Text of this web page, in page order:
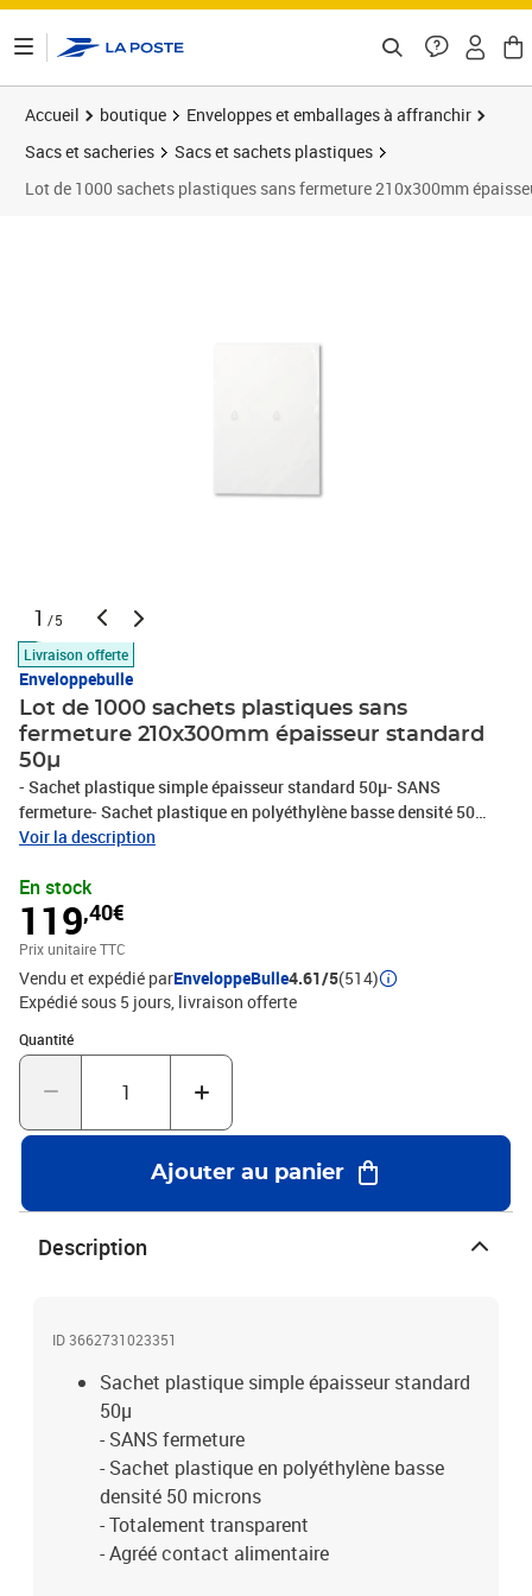
Accueil boutique
Enveloppes et emballages à affranchir
Sacs et sacheries
Sacs et sachets plastiques
Lot de 1000 sachets plastiques sans fermeture 210x300mm
1 /5
Livraison offerte
Enveloppebulle
Lot de 1000 sachets plastiques sans
fermeture 210x300mm épaisseur standard
50µ
- Sachet plastique simple épaisseur standard 50µ- SANS
fermeture- Sachet plastique en polyéthylène basse densité 50
microns- Totalement transparent- Agréé contact alimentaireIdéal
!Protégez l'environnement ! - Ce produit est 100% recyclable-
polyéthylène sans CFC (protège la couche d'ozone)- le
polyéthylène est recyclable, ne pollue pas les nappes phréatiques,
ne dégage pas de gaz toxiques lors de sa combustion- Le
polyéthylène ne nuit pas à l'environnement
Voir la description
En stock
119,40€
Prix unitaire TTC
Vendu et expédié parEnveloppeBulle4.61/5(514)
Expédié sous 5 jours livraison offerte
Quantité
Quantité : 1
Ajouter au panier
Description
ID 3662731023351
Sachet plastique simple épaisseur standard
50µ
- SANS fermeture
- Sachet plastique en polyéthylène basse
densité 50 microns
- Totalement transparent
- Agréé contact alimentaire